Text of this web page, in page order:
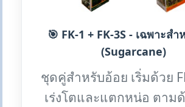
🎯 FK-1 + FK-3S - เฉพาะส
(Sugarcane)
ชุดคู่สำหรับอ้อย เริ่มด้วย
เร่งโตและแตกหน่อ ตาม